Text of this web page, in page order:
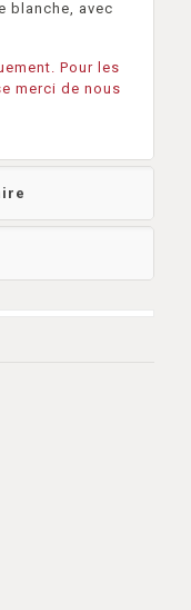
blanche, avec
Pour les
merci de nous